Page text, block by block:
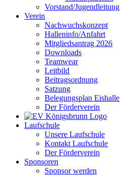
Vorstand/Jugendleitung
Verein
Nachwuchskonzept
Halleninfo/Anfahrt
Mitgliedsantrag 2026
Downloads
Teamwear
Leitbild
Beitragsordnung
Satzung
Belegungsplan Eishalle
Der Förderverein
Laufschule
Unsere Laufschule
Kontakt Laufschule
Der Förderverein
Sponsoren
Sponsor werden